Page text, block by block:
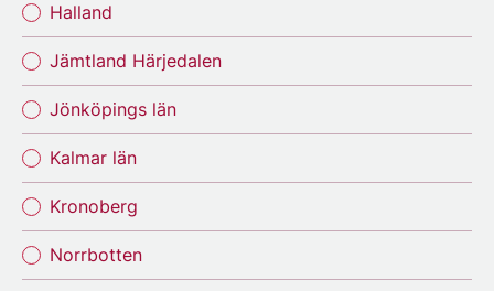
Halland
Jämtland Härjedalen
Jönköpings län
Kalmar län
Kronoberg
Norrbotten